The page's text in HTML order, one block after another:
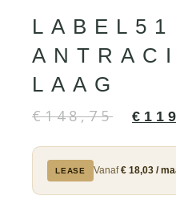
LAAG
€148,75 €
LEASE Vanaf€ 18,03 /